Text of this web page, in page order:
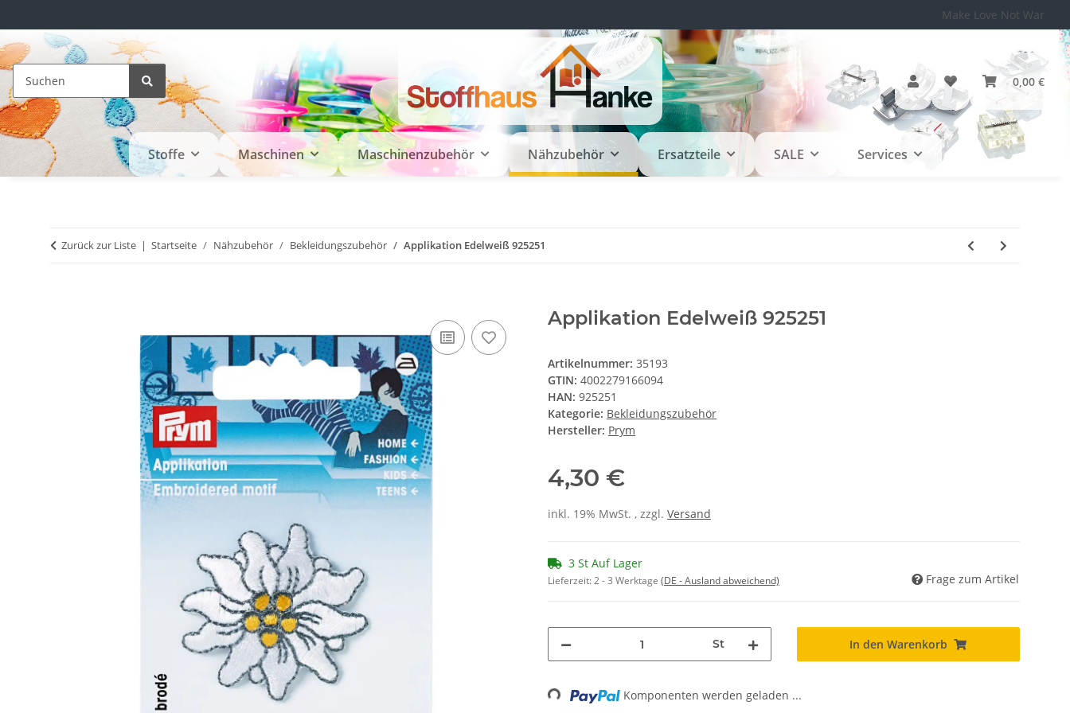
Make Love Not War
0,00 €
Stoffe Maschinen Maschinenzubehör Nähzubehör Ersatzteile SALE Services
Zurück zur Liste Startseite Nähzubehör Bekleidungszubehör Applikation Edelweiß 925251
Applikation Edelweiß 925251
Artikelnummer: 35193
GTIN: 4002279166094
HAN: 925251
Kategorie: Bekleidungszubehör
Hersteller: Prym
4,30 €
inkl. 19% MwSt. , zzgl. Versand
3 St Auf Lager
Lieferzeit:2 - 3 Werktage (DE - Ausland abweichend) Frage zum Artikel
St In den Warenkorb
Komponenten werden geladen ...